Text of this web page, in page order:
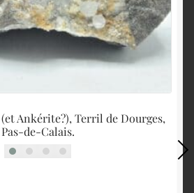
Ankérite?), Terril de Dourges,
Pas-de-Calais.